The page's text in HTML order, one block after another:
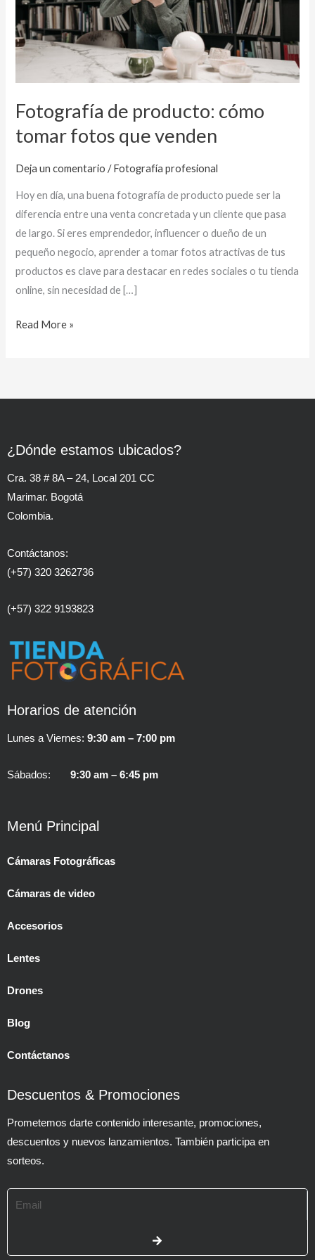
Fotografía de producto: cómo
tomar fotos que venden
Deja un comentario /Fotografía profesional
Hoy en día, una buena fotografía de producto puede ser la
diferencia entre una venta concretada y un cliente que pasa
de largo. Si eres emprendedor, influencer o dueño de un
pequeño negocio, aprender a tomar fotos atractivas de tus
productos es clave para destacar en redes sociales o tu tienda
online, sin necesidad de […]
tomar
fotos
que
venden
Read More »
¿Dónde estamos ubicados?
Cra. 38 # 8A – 24, Local 201 CC
Marimar. Bogotá
Colombia.
Contáctanos:
(+57) 320 3262736
(+57) 322 9193823
Horarios de atención
Lunes a Viernes: 9:30 am – 7:00 pm
Sábados: 9:30 am – 6:45 pm
Menú Principal
Cámaras Fotográficas
Cámaras de video
Accesorios
Lentes
Drones
Blog
Contáctanos
Descuentos & Promociones
Prometemos darte contenido interesante, promociones,
descuentos y nuevos lanzamientos. También participa en
sorteos.